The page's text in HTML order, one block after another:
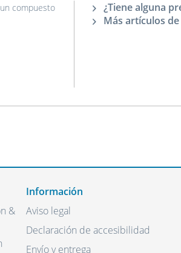
compuesto
¿Tiene alguna
Más artículos
&
Información
Aviso legal
Declaración de accesibilidad
Envío y entrega